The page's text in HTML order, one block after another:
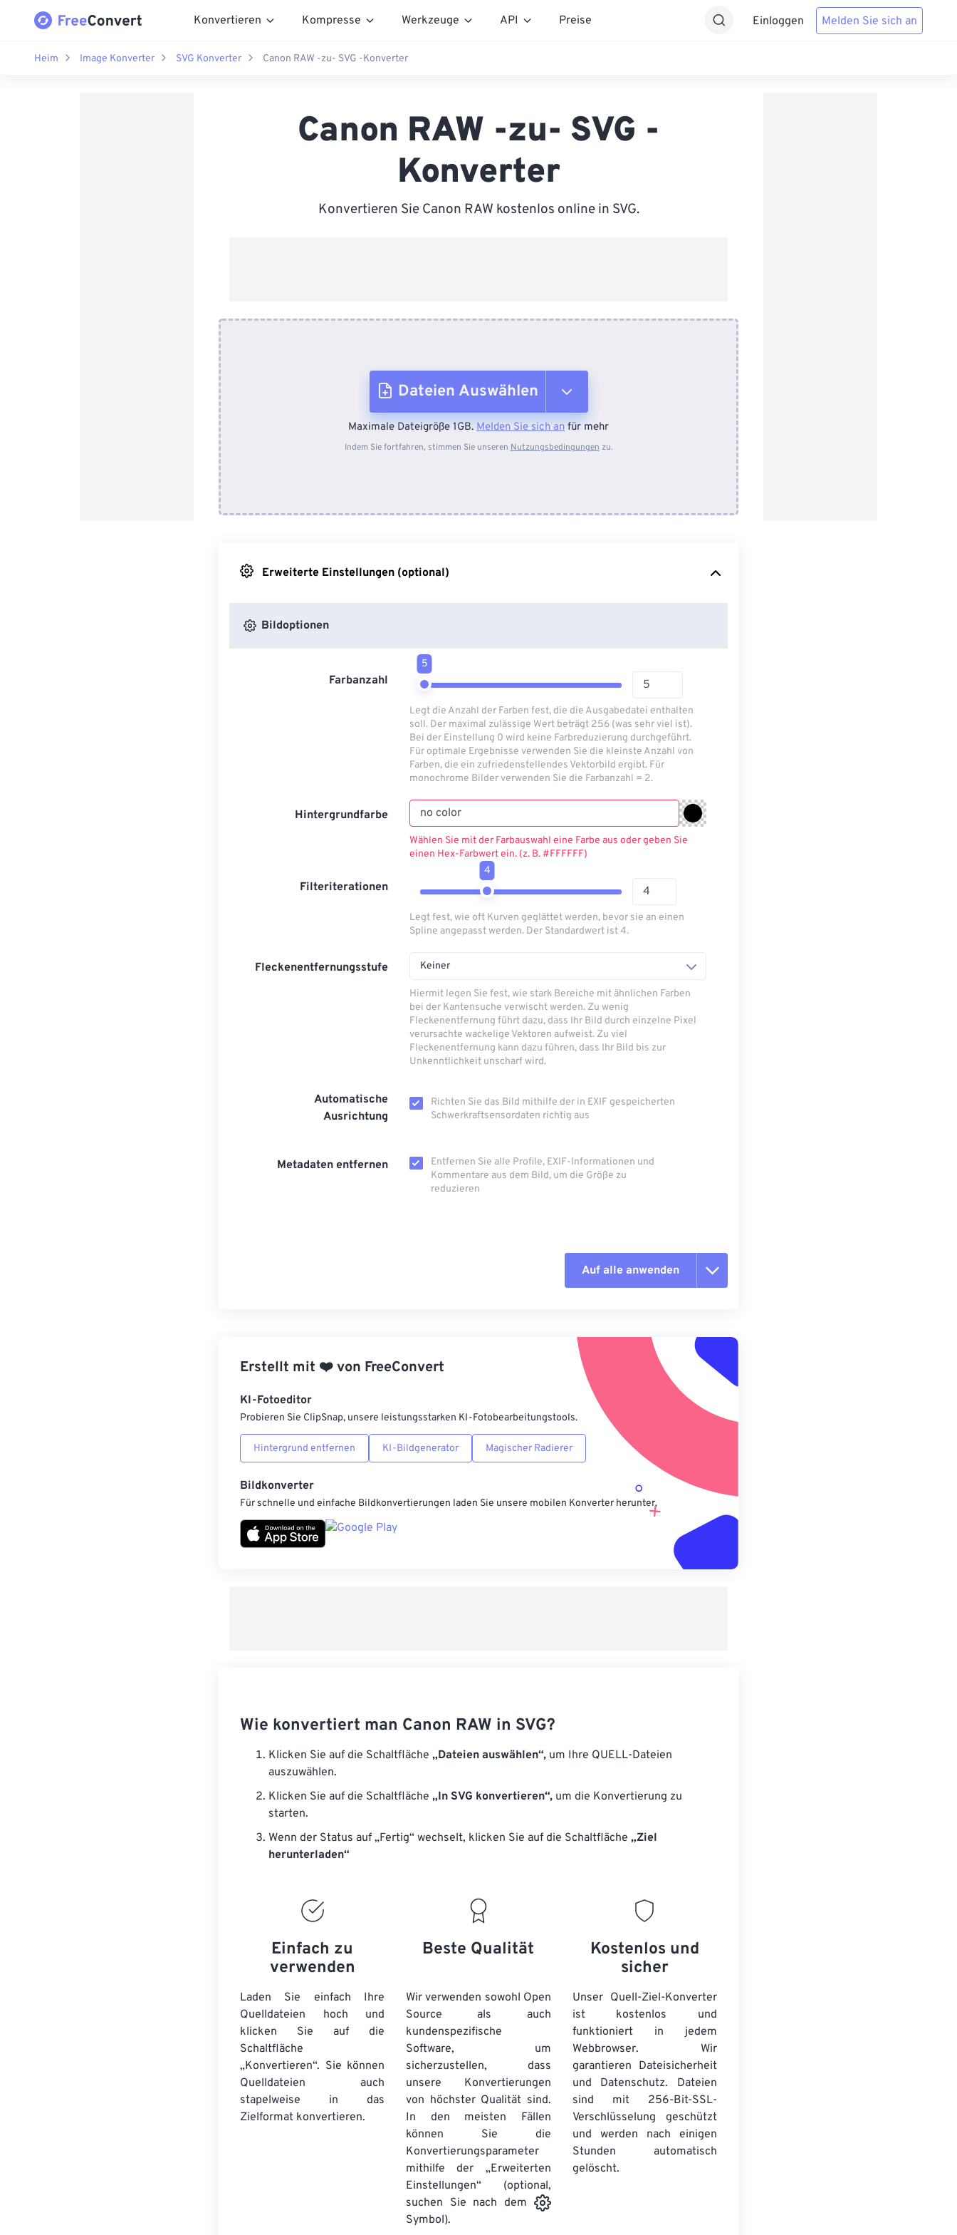
Konvertieren Kompresse Werkzeuge API Preise Einloggen Melden Sie sich an
Heim Image Konverter SVG Konverter Canon RAW -zu- SVG -Konverter
Canon RAW -zu- SVG -
Konverter
Konvertieren Sie Canon RAW kostenlos online in SVG.
Dateien Auswählen
Vom Gerät
Maximale Dateigröße 1GB. Melden Sie sich an für mehr
Indem Sie fortfahren, stimmen Sie unseren Nutzungsbedingungen zu.
Erweiterte Einstellungen (optional)
Bildoptionen
Farbanzahl
5
Legt die Anzahl der Farben fest, die die Ausgabedatei enthalten
soll. Der maximal zulässige Wert beträgt 256 (was sehr viel ist).
Bei der Einstellung 0 wird keine Farbreduzierung durchgeführt.
Für optimale Ergebnisse verwenden Sie die kleinste Anzahl von
Farben, die ein zufriedenstellendes Vektorbild ergibt. Für
monochrome Bilder verwenden Sie die Farbanzahl = 2.
Hintergrundfarbe
Wählen Sie mit der Farbauswahl eine Farbe aus oder geben Sie
einen Hex-Farbwert ein. (z. B. #FFFFFF)
Filteriterationen
4
Legt fest, wie oft Kurven geglättet werden, bevor sie an einen
Spline angepasst werden. Der Standardwert ist 4.
Fleckenentfernungsstufe Keiner
Hiermit legen Sie fest, wie stark Bereiche mit ähnlichen Farben
bei der Kantensuche verwischt werden. Zu wenig
Fleckenentfernung führt dazu, dass Ihr Bild durch einzelne Pixel
verursachte wackelige Vektoren aufweist. Zu viel
Fleckenentfernung kann dazu führen, dass Ihr Bild bis zur
Unkenntlichkeit unscharf wird.
Automatische
Ausrichtung
Richten Sie das Bild mithilfe der in EXIF ​​gespeicherten
Schwerkraftsensordaten richtig aus
Metadaten entfernen
Entfernen Sie alle Profile, EXIF-Informationen und
Kommentare aus dem Bild, um die Größe zu
reduzieren
Auf alle anwenden
Aus Vorgabe anwenden
Als Vorgabe speichern
Erstellt mit ❤️von FreeConvert
KI-Fotoeditor
Probieren Sie ClipSnap, unsere leistungsstarken KI-Fotobearbeitungstools.
Hintergrund entfernen KI-Bildgenerator Magischer Radierer
Bildkonverter
Für schnelle und einfache Bildkonvertierungen laden Sie unsere mobilen Konverter herunter.
Wie konvertiert man Canon RAW in SVG?
Klicken Sie auf die Schaltfläche „Dateien auswählen“, um Ihre QUELL-Dateien
auszuwählen.
Klicken Sie auf die Schaltfläche „In SVG konvertieren“, um die Konvertierung zu
starten.
Wenn der Status auf „Fertig“ wechselt, klicken Sie auf die Schaltfläche „Ziel
herunterladen“
Einfach zu
verwenden
Laden Sie einfach Ihre
Quelldateien hoch und
klicken Sie auf die
Schaltfläche
„Konvertieren“. Sie können
Quelldateien auch
stapelweise in das
Zielformat konvertieren.
Beste Qualität
Wir verwenden sowohl Open
Source als auch
kundenspezifische
Software, um
sicherzustellen, dass
unsere Konvertierungen
von höchster Qualität sind.
In den meisten Fällen
können Sie die
Konvertierungsparameter
mithilfe der „Erweiterten
Einstellungen“ (optional,
suchen Sie nach dem
Symbol).
Kostenlos und
sicher
Unser Quell-Ziel-Konverter
ist kostenlos und
funktioniert in jedem
Webbrowser. Wir
garantieren Dateisicherheit
und Datenschutz. Dateien
sind mit 256-Bit-SSL-
Verschlüsselung geschützt
und werden nach einigen
Stunden automatisch
gelöscht.